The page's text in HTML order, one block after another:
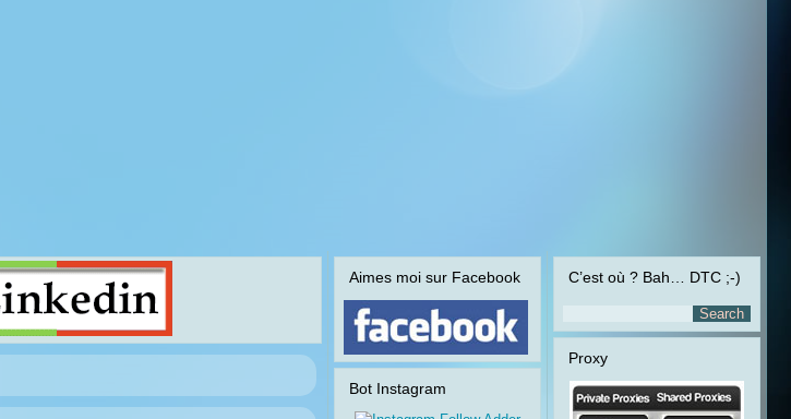
Aimes moi sur Facebook
Bot Instagram
C’est où ? Bah… DTC ;-)
Proxy